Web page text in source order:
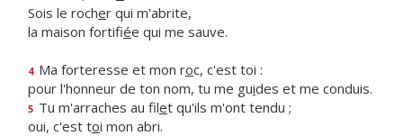
Sois le rocher qui m'abrite,
la maison fortifiée qui me sauve.
4 Ma forteresse et mon roc, c'est toi :
pour l'honneur de ton nom, tu me guides et me conduis.
5 Tu m'arraches au filet qu'ils m'ont tendu ;
oui, c'est toi mon abri.